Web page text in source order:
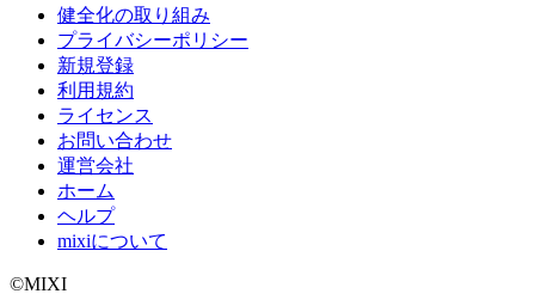
健全化の取り組み
プライバシーポリシー
新規登録
利用規約
ライセンス
お問い合わせ
運営会社
ホーム
ヘルプ
mixiについて
©MIXI